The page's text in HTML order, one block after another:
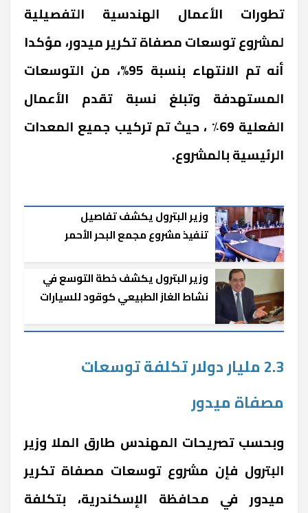
تطورات الأعمال الهندسية التفصيلية
لمشروع توسعات مصفاة تكرير ميدور، مؤكدا
أنه تم الانتهاء بنسبة 95%، من التوسعات
المستهدفة وتبلغ نسبة تقدم الأعمال
الفعلية 69٪ ، حيث تم تركيب جميع المعدات
الرئيسية بالمشروع.
وزير البترول يكشف تفاصيل
تنفيذ مشروع مجمع البحر الأحمر
وزير البترول يكشف خطة التوسع في
نشاط الغاز الطبيعي كوقود للسيارات
2.3 مليار دولار تكلفة توسعات
مصفاة ميدور
وبحسب تصريحات المهندس طارق الملا وزير
البترول فإن مشروع توسعات مصفاة تكرير
ميدور في محافظة الإسكندرية، بتكلفة